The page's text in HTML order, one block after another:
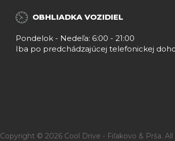
OBHLIADKA VOZIDIEL
Pondelok - Nedeľa: 6:00 - 21:00
Iba po predchádzajúcej telefonickej
Copyright © 2026 Cool Drive - Fiľakovo & Prša.